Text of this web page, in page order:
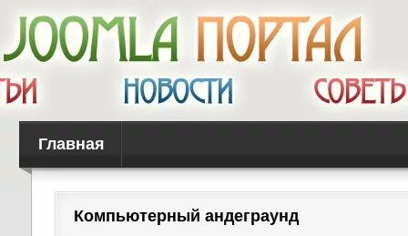
Главная
Компьютерный андеграунд